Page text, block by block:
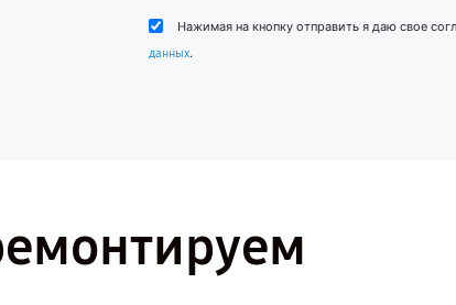
Нажимая на кнопку отправить я даю свое
данных.